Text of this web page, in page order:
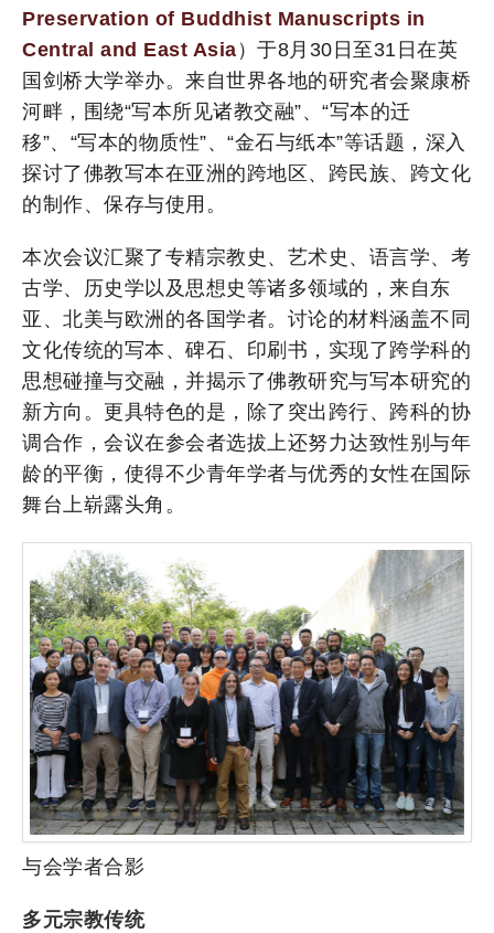
Preservation of Buddhist Manuscripts in
Central and East Asia ）于8月30日至31日在英
国剑桥大学举办。来自世界各地的研究者会聚康桥
河畔，围绕“写本所见诸教交融”、“写本的迁
移”、“写本的物质性”、“金石与纸本”等话题，深入
探讨了佛教写本在亚洲的跨地区、跨民族、跨文化
的制作、保存与使用。
本次会议汇聚了专精宗教史、艺术史、语言学、考
古学、历史学以及思想史等诸多领域的，来自东
亚、北美与欧洲的各国学者。讨论的材料涵盖不同
文化传统的写本、碑石、印刷书，实现了跨学科的
思想碰撞与交融，并揭示了佛教研究与写本研究的
新方向。更具特色的是，除了突出跨行、跨科的协
调合作，会议在参会者选拔上还努力达致性别与年
龄的平衡，使得不少青年学者与优秀的女性在国际
舞台上崭露头角。
与会学者合影
多元宗教传统